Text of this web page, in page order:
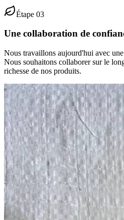
Étape 03
Une collaboration de
Nous travaillons aujourd'hui avec
Nous souhaitons collaborer sur le
richesse de nos produits.